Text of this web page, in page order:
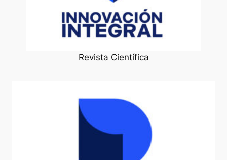
Revista Científica